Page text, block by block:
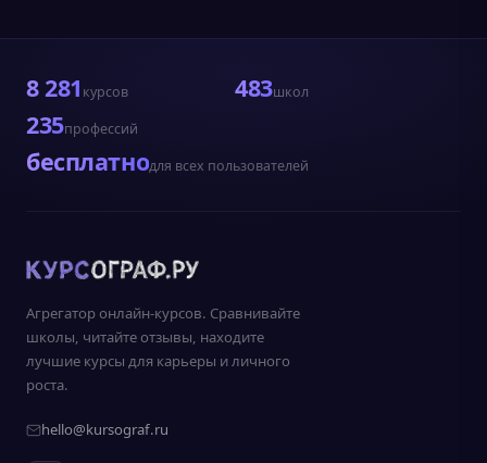
8 281 курсов 483школ
235профессий
бесплатнодля всех пользователей
Агрегатор онлайн-курсов. Сравнивайте
школы, читайте отзывы, находите
лучшие курсы для карьеры и личного
роста.
hello@kursograf.ru